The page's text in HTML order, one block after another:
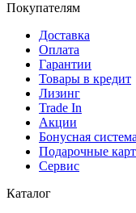
Покупателям
Доставка
Оплата
Гарантии
Товары в кредит
Лизинг
Trade In
Акции
Бонусная
Подарочные
Сервис
Каталог